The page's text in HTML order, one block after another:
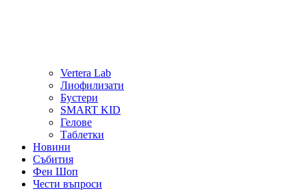
Vertera Lab
Лиофилизати
Бустери
SMART KID
Гелове
Таблетки
Новини
Събития
Фен Шоп
Чести въпроси